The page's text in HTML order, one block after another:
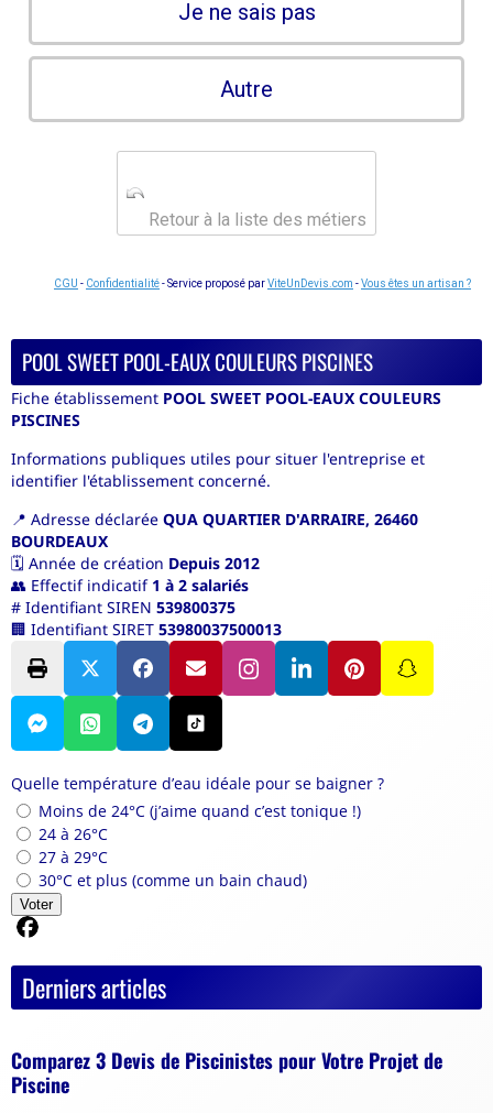
Je ne sais pas
Autre
Retour à la liste des métiers
CGU - Confidentialité- Service proposé parViteUnDevis.com -Vous êtes un artisan ?
POOL SWEET POOL-EAUX COULEURS PISCINES
Fiche établissement POOL SWEET POOL-EAUX COULEURS
PISCINES
Informations publiques utiles pour situer l'entreprise et
identifier l'établissement concerné.
📍 Adresse déclarée QUA QUARTIER D'ARRAIRE, 26460
BOURDEAUX
🗓️ Année de création Depuis 2012
👥 Effectif indicatif 1 à 2 salariés
# Identifiant SIREN 539800375
🏢 Identifiant SIRET 53980037500013
Quelle température d’eau idéale pour se baigner ?
Moins de 24°C (j’aime quand c’est tonique !)
24 à 26°C
27 à 29°C
30°C et plus (comme un bain chaud)
Voter
Derniers articles
Comparez 3 Devis de Piscinistes pour Votre Projet de
Piscine